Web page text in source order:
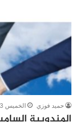
حميد فوزي الخميس 23 نوفمبر 2023